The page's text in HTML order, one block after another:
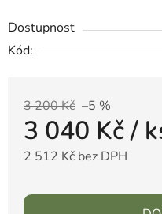
Dostupnost
Kód:
3 200 Kč –5 %
3 040 Kč/
2 512 Kč bez DPH